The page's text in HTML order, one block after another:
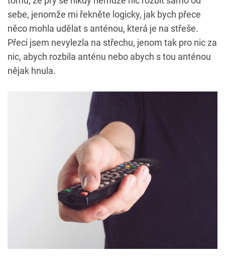
sebe, jenomže mi řekněte logicky, jak bych přece
něco mohla udělat s anténou, která je na střeše.
Přeci jsem nevylezla na střechu, jenom tak pro nic za
nic, abych rozbila anténu nebo abych s tou anténou
nějak hnula.